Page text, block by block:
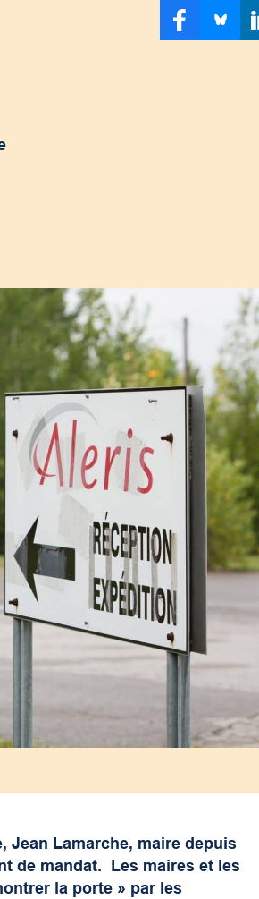
Jean Lamarche, maire depuis
de mandat. Les maires et les
la porte » par les